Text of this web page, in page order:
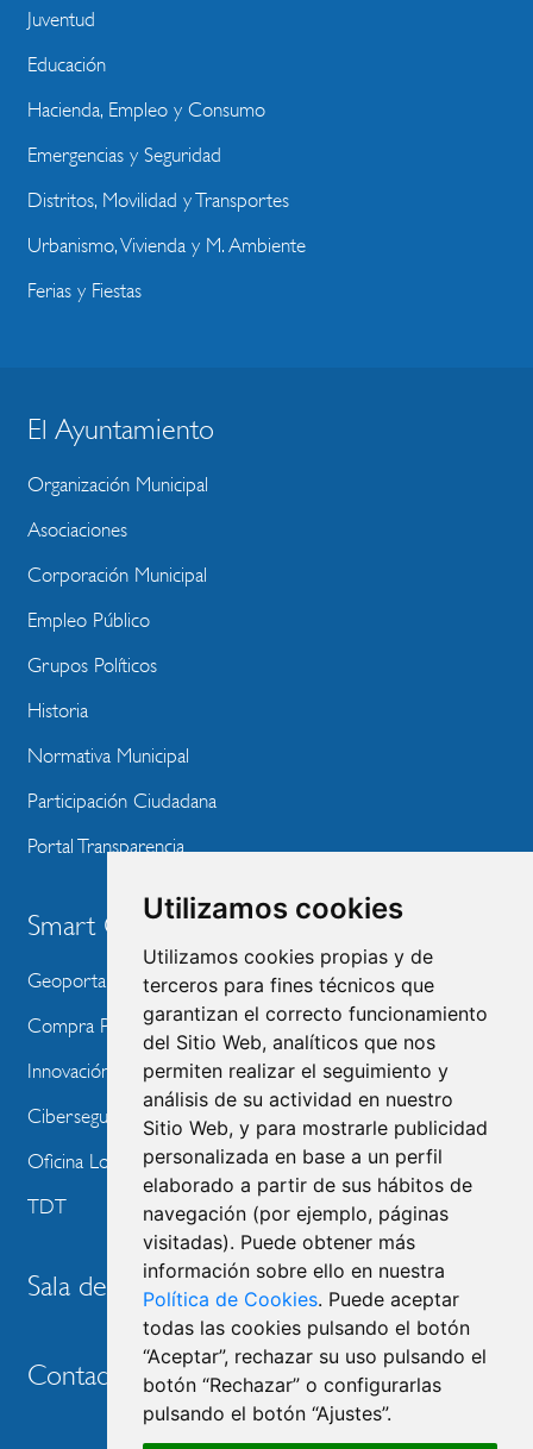
Utilizamos cookies
Utilizamos cookies propias y de
terceros para fines técnicos que
garantizan el correcto funcionamiento
del Sitio Web, analíticos que nos
permiten realizar el seguimiento y
análisis de su actividad en nuestro
Sitio Web, y para mostrarle publicidad
personalizada en base a un perfil
elaborado a partir de sus hábitos de
navegación (por ejemplo, páginas
visitadas). Puede obtener más
información sobre ello en nuestra
Política de Cookies. Puede aceptar
todas las cookies pulsando el botón
“Aceptar”, rechazar su uso pulsando el
botón “Rechazar” o configurarlas
pulsando el botón “Ajustes”.
Juventud
Educación
Hacienda, Empleo y Consumo
Emergencias y Seguridad
Distritos, Movilidad y Transportes
Urbanismo, Vivienda y M. Ambiente
Ferias y Fiestas
BLOQUE
MENU
WEBSITE
El Ayuntamiento
Organización Municipal
Asociaciones
Corporación Municipal
Empleo Público
Grupos Políticos
Historia
Normativa Municipal
Participación Ciudadana
Portal Transparencia
Smart City
Geoportal
Compra Pública de Innovación
Innovación Tecnológica
Ciberseguridad
Oficina Local de Ayudas Públicas
TDT
Sala de prensa
Contacto